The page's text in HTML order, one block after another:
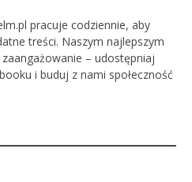
pracuje codziennie, aby
treści. Naszym najlepszym
– udostępniaj
i buduj z nami społeczność